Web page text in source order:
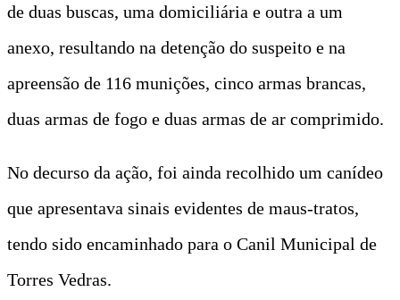
de duas buscas, uma domiciliária e outra a um
anexo, resultando na detenção do suspeito e na
apreensão de 116 munições, cinco armas brancas,
duas armas de fogo e duas armas de ar comprimido.
No decurso da ação, foi ainda recolhido um canídeo
que apresentava sinais evidentes de maus-tratos,
tendo sido encaminhado para o Canil Municipal de
Torres Vedras.